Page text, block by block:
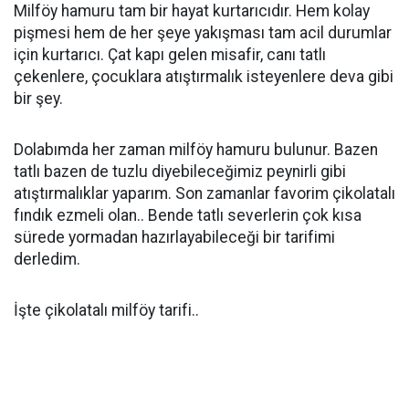
Milföy hamuru tam bir hayat kurtarıcıdır. Hem kolay
pişmesi hem de her şeye yakışması tam acil durumlar
için kurtarıcı. Çat kapı gelen misafir, canı tatlı
çekenlere, çocuklara atıştırmalık isteyenlere deva gibi
bir şey.
Dolabımda her zaman milföy hamuru bulunur. Bazen
tatlı bazen de tuzlu diyebileceğimiz peynirli gibi
atıştırmalıklar yaparım. Son zamanlar favorim çikolatalı
fındık ezmeli olan.. Bende tatlı severlerin çok kısa
sürede yormadan hazırlayabileceği bir tarifimi
derledim.
İşte çikolatalı milföy tarifi..